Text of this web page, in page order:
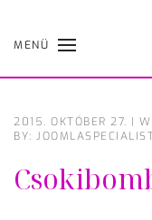
Skip
MENÜ
2015. OKTÓBER 27. |
BY: